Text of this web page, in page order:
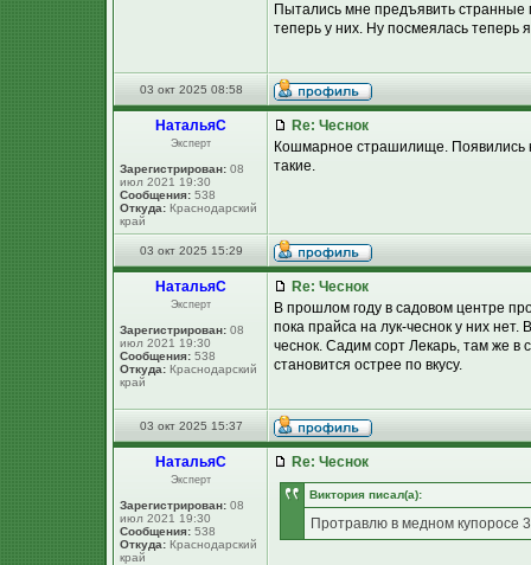
Пытались мне предъявить странные
теперь у них. Ну посмеялась теперь
03 окт 2025 08:58
НатальяС
Эксперт
Зарегистрирован: 08
июл 2021 19:30
Сообщения: 538
Откуда: Краснодарский
край
Re: Чеснок
Кошмарное страшилище. Появились
такие.
03 окт 2025 15:29
НатальяС
Эксперт
Зарегистрирован: 08
июл 2021 19:30
Сообщения: 538
Откуда: Краснодарский
край
Re: Чеснок
В прошлом году в садовом центре
пока прайса на лук-чеснок у них
чеснок. Садим сорт Лекарь, там же в
становится острее по вкусу.
03 окт 2025 15:37
НатальяС
Эксперт
Зарегистрирован: 08
июл 2021 19:30
Сообщения: 538
Откуда: Краснодарский
край
Re: Чеснок
Виктория писал(а):
Протравлю в медном купоросе